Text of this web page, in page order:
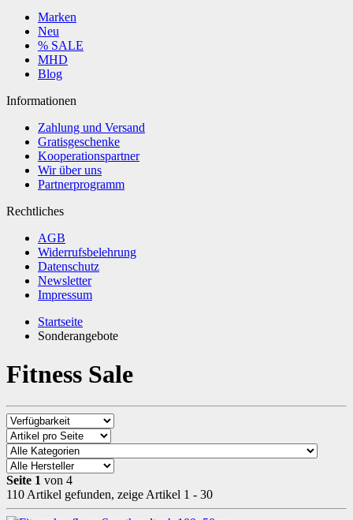
Marken
Neu
% SALE
MHD
Blog
Informationen
Zahlung und Versand
Gratisgeschenke
Kooperationspartner
Wir über uns
Partnerprogramm
Rechtliches
AGB
Widerrufsbelehrung
Datenschutz
Newsletter
Impressum
Startseite
Sonderangebote
Fitness Sale
Seite 1 von 4
110 Artikel gefunden, zeige Artikel 1 - 30